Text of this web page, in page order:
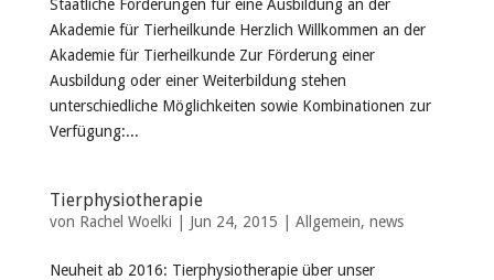
Staatliche Förderungen für eine Ausbildung an der
Akademie für Tierheilkunde Herzlich Willkommen an der
Akademie für Tierheilkunde Zur Förderung einer
Ausbildung oder einer Weiterbildung stehen
unterschiedliche Möglichkeiten sowie Kombinationen zur
Verfügung:...
Tierphysiotherapie
von Rachel Woelki Jun 24, 2015 Allgemein, news
Neuheit ab 2016: Tierphysiotherapie über unser